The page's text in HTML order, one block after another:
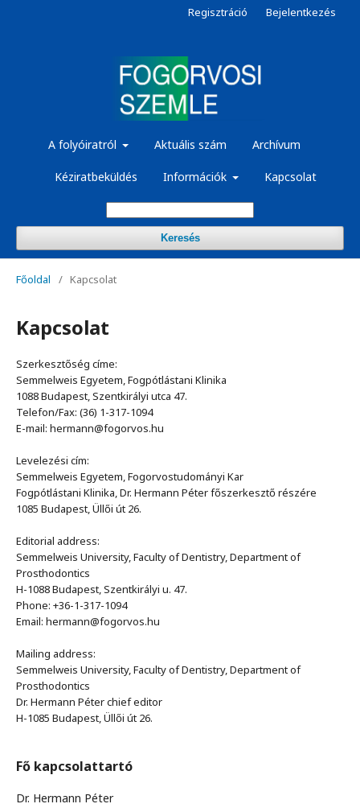
A folyóiratról Aktuális szám Archívum
Kéziratbeküldés Információk Kapcsolat
Keresés
Regisztráció Bejelentkezés
Főoldal / Kapcsolat
Kapcsolat
Szerkesztőség címe:
Semmelweis Egyetem, Fogpótlástani Klinika
1088 Budapest, Szentkirályi utca 47.
Telefon/Fax: (36) 1-317-1094
E-mail: hermann@fogorvos.hu
Levelezési cím:
Semmelweis Egyetem, Fogorvostudományi Kar
Fogpótlástani Klinika, Dr. Hermann Péter főszerkesztő részére
1085 Budapest, Üllői út 26.
Editorial address:
Semmelweis University, Faculty of Dentistry, Department of
Prosthodontics
H-1088 Budapest, Szentkirályi u. 47.
Phone: +36-1-317-1094
Email: hermann@fogorvos.hu
Mailing address:
Semmelweis University, Faculty of Dentistry, Department of
Prosthodontics
Dr. Hermann Péter chief editor
H-1085 Budapest, Üllői út 26.
Fő kapcsolattartó
Dr. Hermann Péter